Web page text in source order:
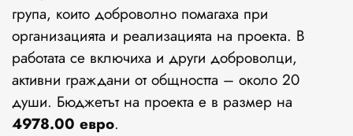
група, които доброволно помагаха при
организацията и реализацията на проекта. В
работата се включиха и други доброволци,
активни граждани от общността – около 20
души. Бюджетът на проекта е в размер на
4978.00 евро.